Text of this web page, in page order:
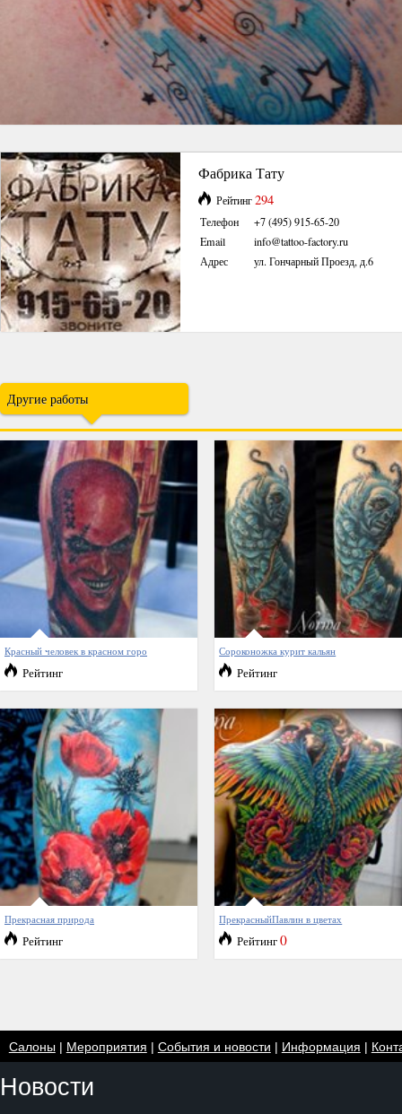
Фабрика Тату
Рейтинг294
Телефон
+7 (495) 915-65-20
Email
info@tattoo-factory.ru
Адрес
ул. Гончарный Проезд, д.6
Другие работы
Красный человек в красном горо
Рейтинг
Сороконожка курит кальян
Рейтинг
Прекрасная природа
Рейтинг
ПрекрасныйПавлин в цветах
Рейтинг0
Салоны| Мероприятия | События и новости | Информация |
Новости